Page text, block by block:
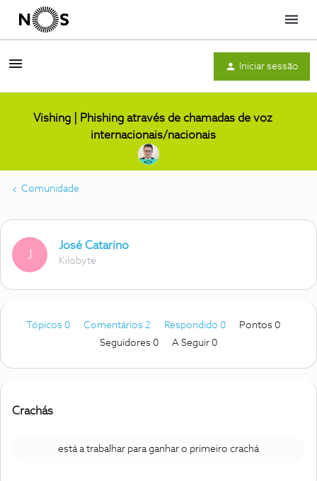
Menu
Iniciar sessão
Vishing | Phishing através de chamadas de voz
internacionais/nacionais
Comunidade
J
José Catarino
Kilobyte
Tópicos 0 Comentários 2 Respondido 0
Pontos 0
Seguidores 0 A Seguir 0
Crachás
está a trabalhar para ganhar o primeiro crachá